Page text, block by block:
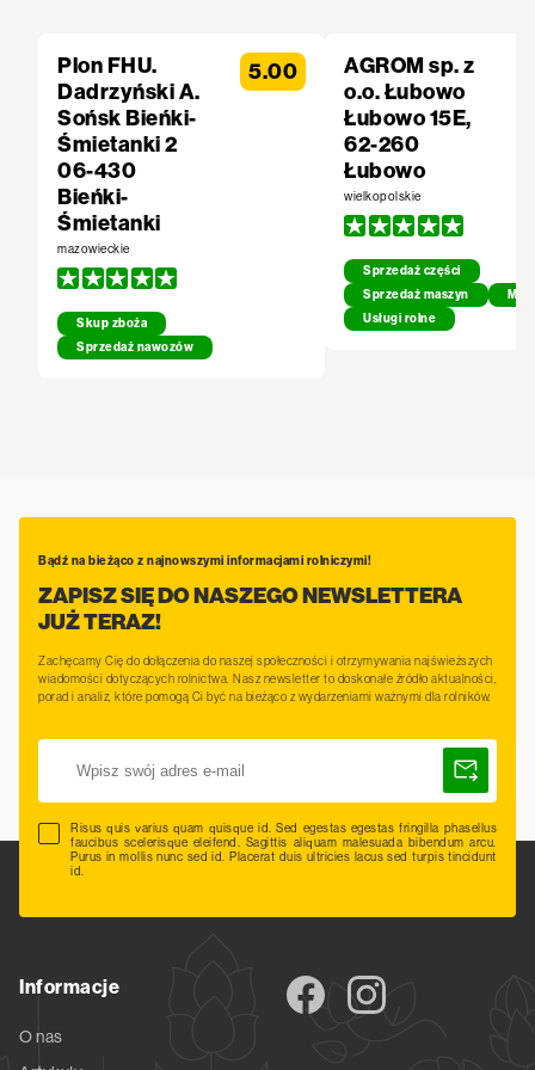
Plon FHU.
Dadrzyński A.
Sońsk Bieńki-
Śmietanki 2
06-430
Bieńki-
Śmietanki
mazowieckie
Skup zboża
Sprzedaż nawozów
5.00
AGROM sp. z
o.o. Łubowo
Łubowo 15E,
62-260
Łubowo
wielkopolskie
Sprzedaż części
Sprzedaż maszyn
Usługi rolne
Bądź na bieżąco z najnowszymi informacjami rolniczymi!
ZAPISZ SIĘ DO NASZEGO NEWSLETTERA
JUŻ TERAZ!
Zachęcamy Cię do dołączenia do naszej społeczności i otrzymywania najświeższych
wiadomości dotyczących rolnictwa. Nasz newsletter to doskonałe źródło aktualności,
porad i analiz, które pomogą Ci być na bieżąco z wydarzeniami ważnymi dla rolników.
Risus quis varius quam quisque id. Sed egestas egestas fringilla phasellus
faucibus scelerisque eleifend. Sagittis aliquam malesuada bibendum arcu.
Purus in mollis nunc sed id. Placerat duis ultricies lacus sed turpis tincidunt
id.
Informacje
O nas